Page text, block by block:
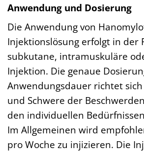
Anwendung und Dosierung
Die Anwendung von
Injektionslösung erfolgt in der
subkutane, intramuskuläre
Injektion. Die genaue
Anwendungsdauer richtet
und Schwere der
den individuellen
Im Allgemeinen wird
pro Woche zu injizieren. Die